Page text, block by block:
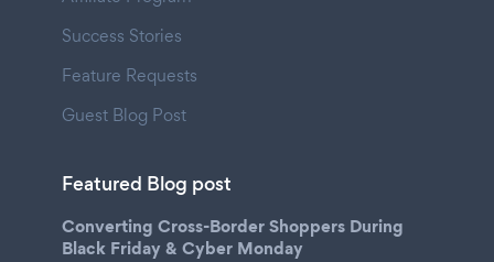
Success Stories
Feature Requests
Guest Blog Post
Featured Blog post
Converting Cross-Border Shoppers During
Black Friday & Cyber Monday